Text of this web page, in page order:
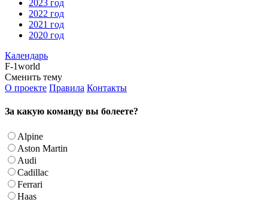
2023 год
2022 год
2021 год
2020 год
Календарь
F-1world
Сменить тему
О проекте Правила Контакты
За какую команду вы болеете?
Alpine
Aston Martin
Audi
Cadillac
Ferrari
Haas